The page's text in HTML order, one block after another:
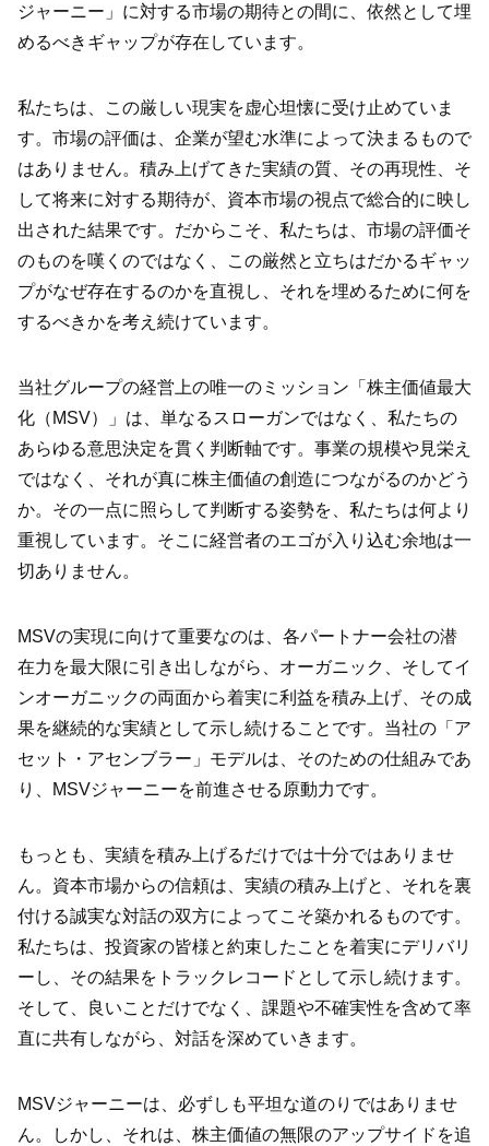
ジャーニー」に対する市場の期待との間に、依然として埋
めるべきギャップが存在しています。
私たちは、この厳しい現実を虚心坦懐に受け止めていま
す。市場の評価は、企業が望む水準によって決まるもので
はありません。積み上げてきた実績の質、その再現性、そ
して将来に対する期待が、資本市場の視点で総合的に映し
出された結果です。だからこそ、私たちは、市場の評価そ
のものを嘆くのではなく、この厳然と立ちはだかるギャッ
プがなぜ存在するのかを直視し、それを埋めるために何を
するべきかを考え続けています。
当社グループの経営上の唯一のミッション「株主価値最大
化（MSV）」は、単なるスローガンではなく、私たちの
あらゆる意思決定を貫く判断軸です。事業の規模や見栄え
ではなく、それが真に株主価値の創造につながるのかどう
か。その一点に照らして判断する姿勢を、私たちは何より
重視しています。そこに経営者のエゴが入り込む余地は一
切ありません。
MSVの実現に向けて重要なのは、各パートナー会社の潜
在力を最大限に引き出しながら、オーガニック、そしてイ
ンオーガニックの両面から着実に利益を積み上げ、その成
果を継続的な実績として示し続けることです。当社の「ア
セット・アセンブラー」モデルは、そのための仕組みであ
り、MSVジャーニーを前進させる原動力です。
もっとも、実績を積み上げるだけでは十分ではありませ
ん。資本市場からの信頼は、実績の積み上げと、それを裏
付ける誠実な対話の双方によってこそ築かれるものです。
私たちは、投資家の皆様と約束したことを着実にデリバリ
ーし、その結果をトラックレコードとして示し続けます。
そして、良いことだけでなく、課題や不確実性を含めて率
直に共有しながら、対話を深めていきます。
MSVジャーニーは、必ずしも平坦な道のりではありませ
ん。しかし、それは、株主価値の無限のアップサイドを追